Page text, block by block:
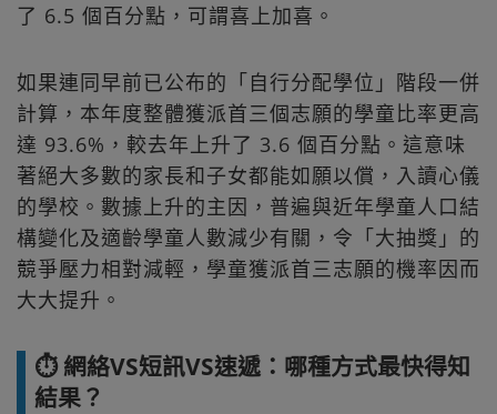
了 6.5 個百分點，可謂喜上加喜。
如果連同早前已公布的「自行分配學位」階段一併
計算，本年度整體獲派首三個志願的學童比率更高
達 93.6%，較去年上升了 3.6 個百分點。這意味
著絕大多數的家長和子女都能如願以償，入讀心儀
的學校。數據上升的主因，普遍與近年學童人口結
構變化及適齡學童人數減少有關，令「大抽獎」的
競爭壓力相對減輕，學童獲派首三志願的機率因而
大大提升。
⏱ 網絡VS短訊VS速遞：哪種方式最快得知
結果？